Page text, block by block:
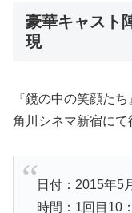
豪華キャスト
現
『鏡の中の笑顔た
角川シネマ新宿にて
日付：2015年5
時間：1回目10